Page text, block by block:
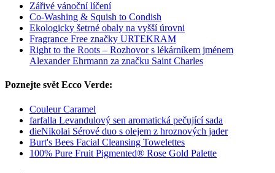
Zářivé vánoční líčení
Co-Washing & Squish to Condish
Ekologicky šetrné obaly na vyšší úrovni
Fragrance Free značky URTEKRAM
Right to the Roots – Rozhovor s lékárníkem jménem
Alexander Ehrmann za značku Saint Charles
Poznejte svět Ecco Verde:
Couleur Caramel
farfalla Levandulový sen aromatická pečující sada
dieNikolai Sérové duo s olejem z hroznových jader
Burt's Bees Facial Cleansing Towelettes
100% Pure Fruit Pigmented® Rose Gold Palette